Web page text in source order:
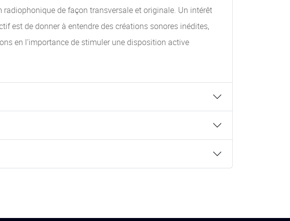
de façon transversale et originale. Un intérêt
est de donner à entendre des créations sonores inédites,
en l’importance de stimuler une disposition active